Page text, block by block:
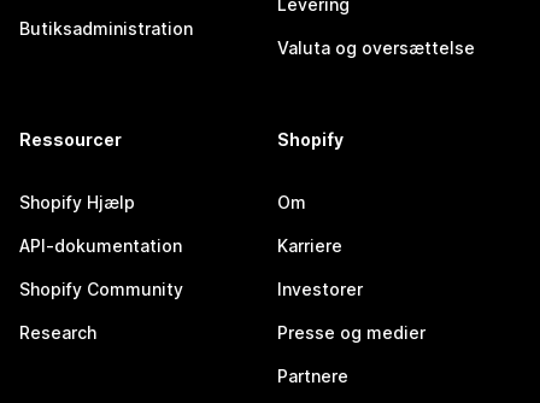
Butiksadministration
Levering
Valuta og oversættelse
Ressourcer
Shopify Hjælp
API-dokumentation
Shopify Community
Research
Shopify
Om
Karriere
Investorer
Presse og medier
Partnere